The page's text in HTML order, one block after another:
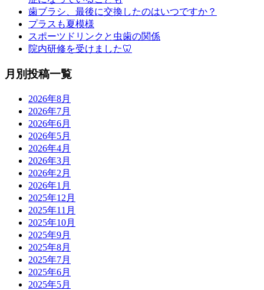
歯ブラシ、最後に交換したのはいつですか？
プラスも夏模様
スポーツドリンクと虫歯の関係
院内研修を受けました🦷
月別投稿一覧
2026年8月
2026年7月
2026年6月
2026年5月
2026年4月
2026年3月
2026年2月
2026年1月
2025年12月
2025年11月
2025年10月
2025年9月
2025年8月
2025年7月
2025年6月
2025年5月